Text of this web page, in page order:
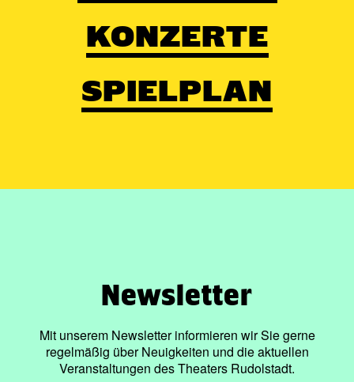
KONZERTE
SPIELPLAN
Newsletter
Mit unserem Newsletter informieren wir Sie gerne
regelmäßig über Neuigkeiten und die aktuellen
Veranstaltungen des Theaters Rudolstadt.